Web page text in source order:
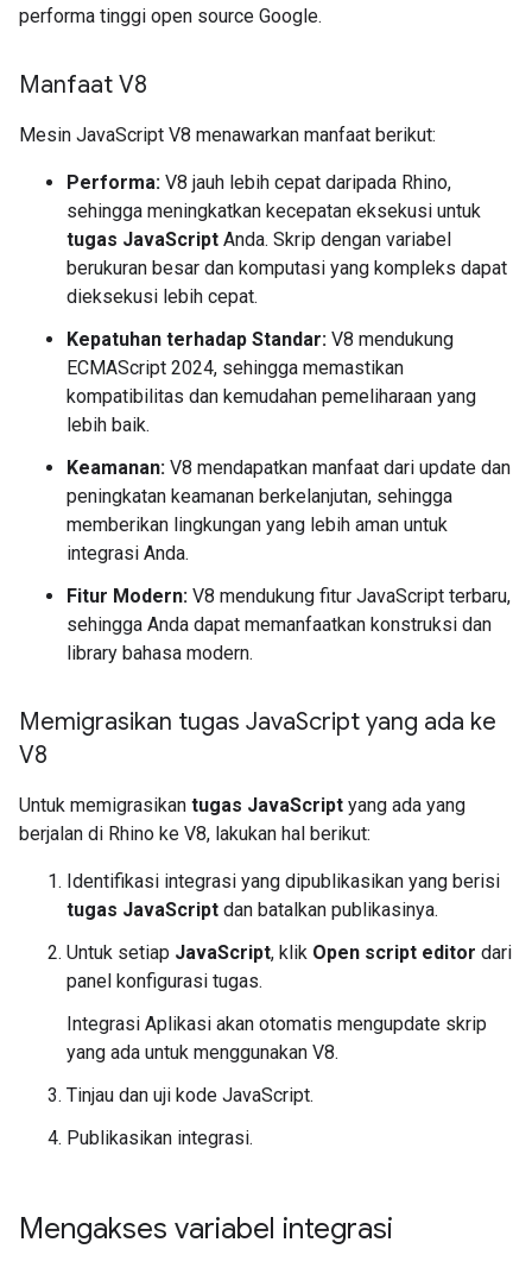
performa tinggi open source Google.
Manfaat V8
Mesin JavaScript V8 menawarkan manfaat berikut:
Performa: V8 jauh lebih cepat daripada Rhino,
sehingga meningkatkan kecepatan eksekusi untuk
tugas JavaScript Anda. Skrip dengan variabel
berukuran besar dan komputasi yang kompleks dapat
dieksekusi lebih cepat.
Kepatuhan terhadap Standar: V8 mendukung
ECMAScript 2024, sehingga memastikan
kompatibilitas dan kemudahan pemeliharaan yang
lebih baik.
Keamanan: V8 mendapatkan manfaat dari update dan
peningkatan keamanan berkelanjutan, sehingga
memberikan lingkungan yang lebih aman untuk
integrasi Anda.
Fitur Modern: V8 mendukung fitur JavaScript terbaru,
sehingga Anda dapat memanfaatkan konstruksi dan
library bahasa modern.
Memigrasikan tugas JavaScript yang ada ke
V8
Untuk memigrasikan tugas JavaScript yang ada yang
berjalan di Rhino ke V8, lakukan hal berikut:
Identifikasi integrasi yang dipublikasikan yang berisi
tugas JavaScript dan batalkan publikasinya.
Untuk setiap JavaScript, klik Open script editor dari
panel konfigurasi tugas.
Integrasi Aplikasi akan otomatis mengupdate skrip
yang ada untuk menggunakan V8.
Tinjau dan uji kode JavaScript.
Publikasikan integrasi.
Mengakses variabel integrasi